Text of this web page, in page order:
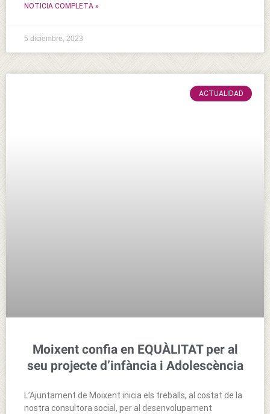
NOTICIA COMPLETA »
5 diciembre, 2023
ACTUALIDAD
Moixent confia en EQUÀLITAT per al
seu projecte d’infància i Adolescència
L’Ajuntament de Moixent inicia els treballs, al costat de la
nostra consultora social, per al desenvolupament